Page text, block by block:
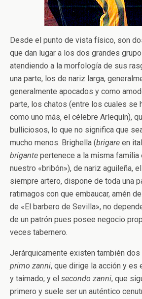
Desde el punto de vista físico, son
que dan lugar a los dos grandes
atendiendo a la morfología de sus
una parte, los de nariz larga,
generalmente apocados y como
parte, los chatos (entre los cuales se
como uno más, el célebre Arlequín),
bulliciosos, lo que no significa que
mucho menos. Brighella (brigare en
brigante pertenece a la misma familia
nuestro «bribón»), de nariz aguileña,
siempre artero, dispone de toda una
ratimagos con que embaucar, amén
de «El barbero de Sevilla», no
de un patrón pues posee negocio
veces tabernero.
Jerárquicamente existen también dos
primo zanni, que dirige la acción y es
y taimado; y el secondo zanni, que
primero y suele ser un auténtico